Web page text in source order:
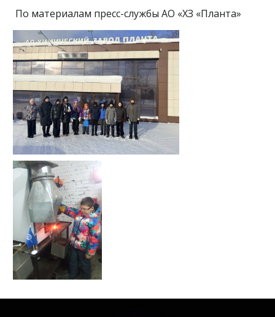
По материалам пресс-службы АО «ХЗ «Планта»